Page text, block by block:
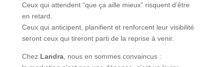
Ceux qui attendent “que ça aille mieux” risquent d’être
en retard.
Ceux qui anticipent, planifient et renforcent leur visibilité
seront ceux qui tireront parti de la reprise à venir.
Chez Landra, nous en sommes convaincus :